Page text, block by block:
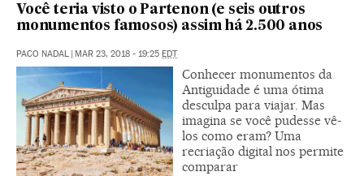
Você teria visto o Partenon (e seis outros
monumentos famosos) assim há 2.500 anos
PACO NADAL MAR 23, 2018 - 19:25 EDT
Conhecer monumentos da
Antiguidade é uma ótima
desculpa para viajar. Mas
imagina se você pudesse vê-
los como eram? Uma
recriação digital nos permite
comparar